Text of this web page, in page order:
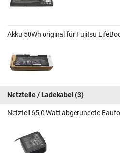
Akku 50Wh original für Fujitsu
Netzteile / Ladekabel (3)
Netzteil 65,0 Watt abgerundete